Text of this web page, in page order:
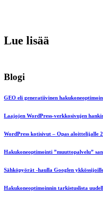
Lue lisää
Blogi
GEO eli generatiivinen
Laajojen WordPress-verkkosivujen
WordPress kotisivut – Opas aloittelijalle
Hakukoneoptimointi ”muuttopalvelu”
Sähköpyörät -haulla Googlen
Hakukoneoptimoinnin tarkistuslista